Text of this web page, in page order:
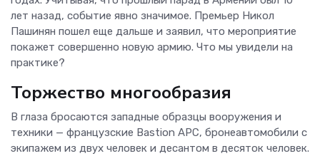
лет назад, событие явно значимое. Премьер Никол
Пашинян пошел еще дальше и заявил, что мероприятие
покажет совершенно новую армию. Что мы увидели на
практике?
Торжество многообразия
В глаза бросаются западные образцы вооружения и
техники — французские Bastion APC, бронеавтомобили с
экипажем из двух человек и десантом в десяток человек.